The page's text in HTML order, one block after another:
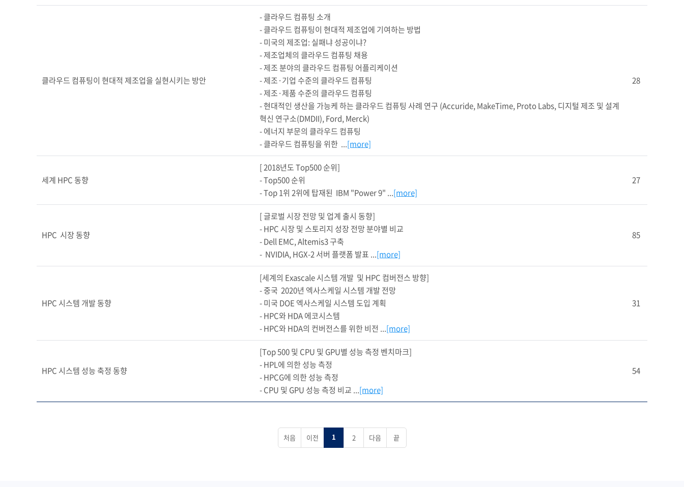
클라우드 컴퓨팅이 현대적 제조업을 실현시키는 방안
- 클라우드 컴퓨팅 소개
- 클라우드 컴퓨팅이 현대적 제조업에 기여하는 방법
- 미국의 제조업: 실패냐 성공이냐?
- 제조업체의 클라우드 컴퓨팅 채용
- 제조 분야의 클라우드 컴퓨팅 어플리케이션
- 제조·기업 수준의 클라우드 컴퓨팅
- 제조·제품 수준의 클라우드 컴퓨팅
- 현대적인 생산을 가능케 하는 클라우드 컴퓨팅 사례 연구 (Accuride, MakeTime, Proto Labs, 디지털 제조 및 설계
혁신 연구소(DMDII), Ford, Merck)
- 에너지 부문의 클라우드 컴퓨팅
- 클라우드 컴퓨팅을 위한  ...[more]
28
세계 HPC 동향
[ 2018년도 Top500 순위]
- Top500 순위
- Top 1위 2위에 탑재된  IBM "Power 9" ...[more]
27
HPC  시장 동향
[ 글로벌 시장 전망 및 업계 출시 동향]
- HPC 시장 및 스토리지 성장 전망 분야별 비교
- Dell EMC, Altemis3 구축
-  NVIDIA, HGX-2 서버 플랫폼 발표 ...[more]
85
HPC 시스템 개발 동향
[세계의 Exascale 시스템 개발  및 HPC 컴버전스 방향]
- 중국  2020년 엑사스케일 시스템 개발 전망
- 미국 DOE 엑사스케일 시스템 도입 계획
- HPC와 HDA 에코시스템
- HPC와 HDA의 컨버전스를 위한 비전 ...[more]
31
HPC 시스템 성능 축정 동향
[Top 500 및 CPU 및 GPU별 성능 측정 벤치마크]
- HPL에 의한 성능 측정
- HPCG에 의한 성능 측정
- CPU 및 GPU 성능 측정 비교 ...[more]
54
처음 이전 1 2 다음 끝